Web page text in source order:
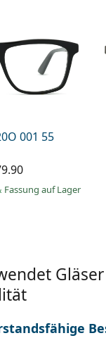
001 55
Fassung auf Lager